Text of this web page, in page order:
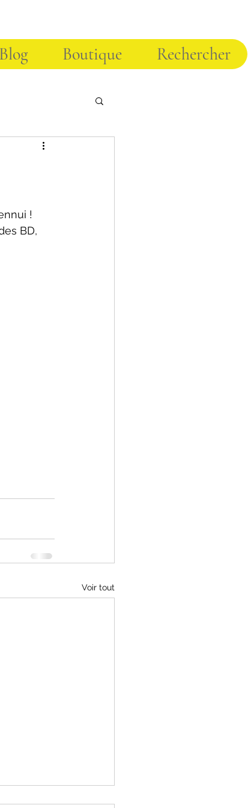
Blog Boutique Rechercher
!
BD,
Voir tout